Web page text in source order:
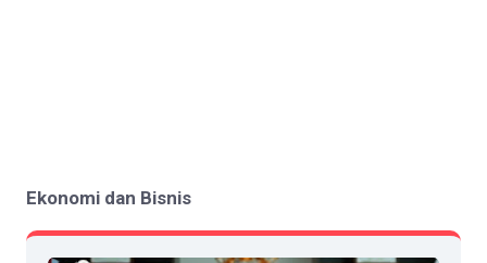
Ekonomi dan Bisnis